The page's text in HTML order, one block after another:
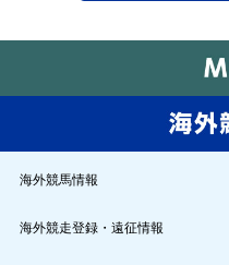
海外競馬情報
海外競走登録・遠征情報